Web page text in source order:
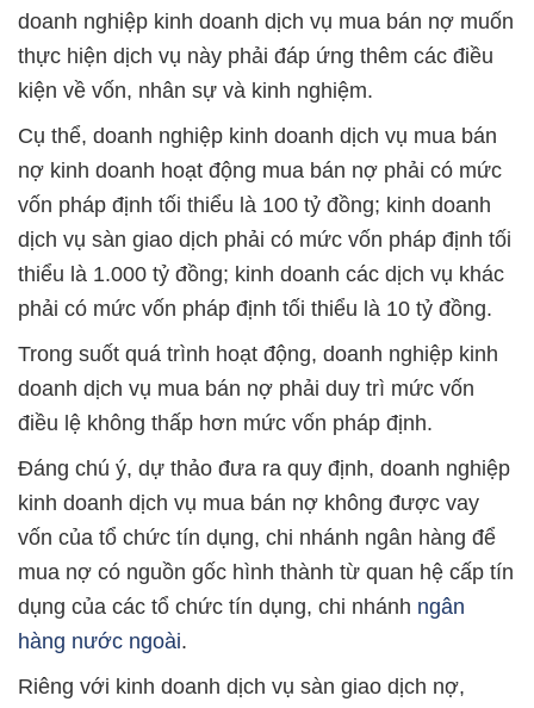
doanh nghiệp kinh doanh dịch vụ mua bán nợ muốn
thực hiện dịch vụ này phải đáp ứng thêm các điều
kiện về vốn, nhân sự và kinh nghiệm.
Cụ thể, doanh nghiệp kinh doanh dịch vụ mua bán
nợ kinh doanh hoạt động mua bán nợ phải có mức
vốn pháp định tối thiểu là 100 tỷ đồng; kinh doanh
dịch vụ sàn giao dịch phải có mức vốn pháp định tối
thiểu là 1.000 tỷ đồng; kinh doanh các dịch vụ khác
phải có mức vốn pháp định tối thiểu là 10 tỷ đồng.
Trong suốt quá trình hoạt động, doanh nghiệp kinh
doanh dịch vụ mua bán nợ phải duy trì mức vốn
điều lệ không thấp hơn mức vốn pháp định.
Đáng chú ý, dự thảo đưa ra quy định, doanh nghiệp
kinh doanh dịch vụ mua bán nợ không được vay
vốn của tổ chức tín dụng, chi nhánh ngân hàng để
mua nợ có nguồn gốc hình thành từ quan hệ cấp tín
dụng của các tổ chức tín dụng, chi nhánh ngân
hàng nước ngoài.
Riêng với kinh doanh dịch vụ sàn giao dịch nợ,